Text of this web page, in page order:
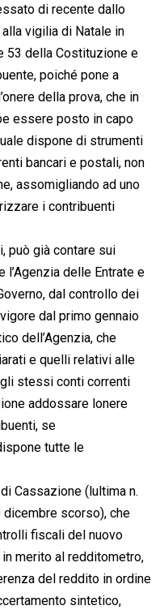
di recente dallo
vigilia di Natale in
53 della Costituzione e
poiché pone a
della prova, che in
essere posto in capo
dispone di strumenti
bancari e postali, non
assomigliando ad uno
i contribuenti
può già contare sui
delle Entrate e
dal controllo dei
dal primo gennaio
dell’Agenzia, che
e quelli relativi alle
stessi conti correnti
addossare lonere
se
tutte le
Cassazione (lultima n.
scorso), che
fiscali del nuovo
merito al redditometro,
del reddito in ordine
sintetico,